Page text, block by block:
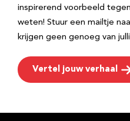
inspirerend voorbeeld
weten! Stuur een mailtje
krijgen geen genoeg van
Vertel jouw verhaal